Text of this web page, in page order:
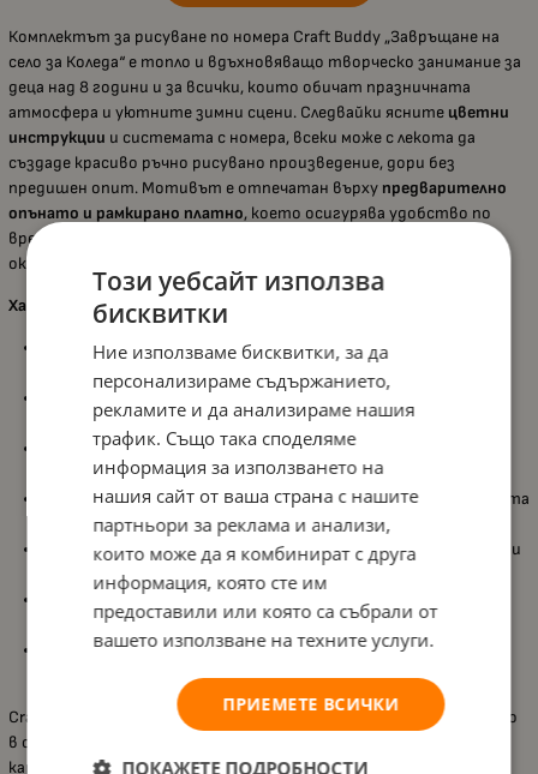
Комплектът за рисуване по номера Craft Buddy „Завръщане на
село за Коледа“ е топло и вдъхновяващо творческо занимание за
деца над 8 години и за всички, които обичат празничната
атмосфера и уютните зимни сцени. Следвайки ясните цветни
инструкции и системата с номера, всеки може с лекота да
създаде красиво ръчно рисувано произведение, дори без
предишен опит. Мотивът е отпечатан върху предварително
опънато и рамкирано платно, което осигурява удобство по
време на рисуване и позволява готовата картина да бъде
окачена веднага след завършване.
Характеристики:
Подходящ за децанад 8 години, като развива
рисуване по номера
, която улеснява процеса и
гарантира хармоничен краен резултат;
Опънато платнос размер30 x 30 см, стабилно и готово за
работа без допълнителна подготовка;
36 номерирани бурканчета с акрилна боя, предлагащи богата
цветова палитра за детайлна и празнична картина;
Три четки с различни размери, подходящи за по-големи зони
и фини детайли;
два винта и кука
, за лесно и сигурно окачване на
готовото произведение;
Цветни инструкции, които правят рисуването
интуитивно и приятно.
Craft Buddy „Завръщане на село за Коледа“ превръща рисуването
в спокойно и празнично изживяване, което завършва с красива
картина, носеща духа на Коледа и уюта на дома.
Този уебсайт използва
бисквитки
Ние използваме бисквитки, за да
персонализираме съдържанието,
рекламите и да анализираме нашия
трафик. Също така споделяме
информация за използването на
нашия сайт от ваша страна с нашите
партньори за реклама и анализи,
които може да я комбинират с друга
информация, която сте им
предоставили или която са събрали от
вашето използване на техните услуги.
ПРИЕМЕТЕ ВСИЧКИ
ПОКАЖЕТЕ ПОДРОБНОСТИ